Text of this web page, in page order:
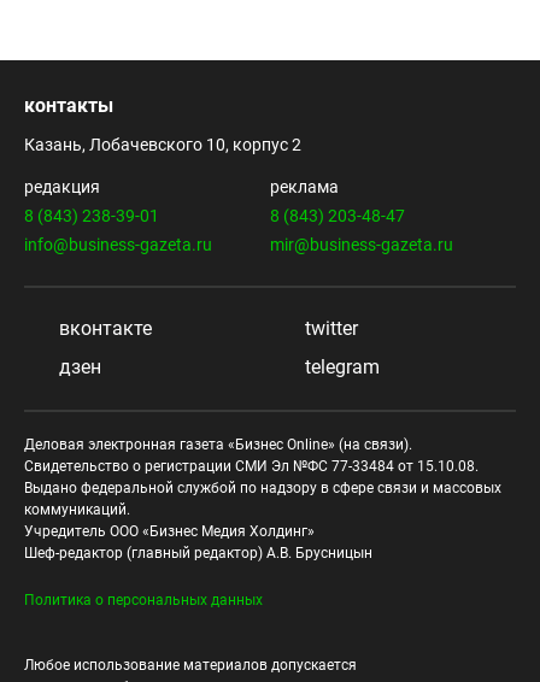
контакты
Казань, Лобачевского 10, корпус 2
редакция
8 (843) 238-39-01
info@business-gazeta.ru
реклама
8 (843) 203-48-47
mir@business-gazeta.ru
вконтакте
twitter
дзен
telegram
Деловая электронная газета «Бизнес Online» (на связи).
Свидетельство о регистрации СМИ Эл №ФС 77-33484 от 15.10.08.
Выдано федеральной службой по надзору в сфере связи и массовых
коммуникаций.
Учредитель ООО «Бизнес Медия Холдинг»
Шеф-редактор (главный редактор) А.В. Брусницын
Политика о персональных данных
Любое использование материалов допускается